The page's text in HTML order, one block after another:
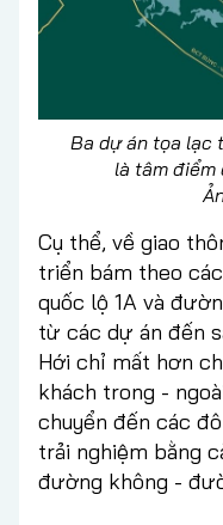
Ba dự án tọa lạc
là tâm điểm
Cụ thể, về giao
triển bám theo
quốc lộ 1A và
từ các dự án đến
Hới chỉ mất hơn
khách trong -
chuyển đến các
trải nghiệm bằng
đường không -